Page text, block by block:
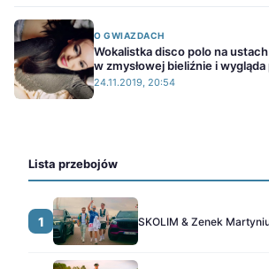
O GWIAZDACH
Wokalistka disco polo na
w zmysłowej bieliźnie i
24.11.2019, 20:54
Lista przebojów
1 SKOLIM & Zenek